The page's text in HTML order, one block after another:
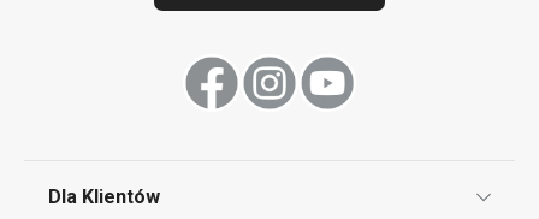
Dla Klientów